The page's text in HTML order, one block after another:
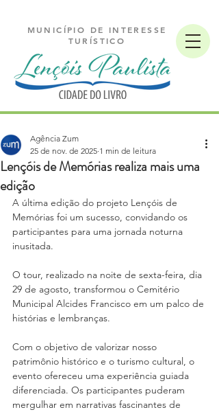
MUNICÍPIO DE INTERESSE
TURÍSTICO
Lençóis de Memórias realiza mais uma
edição
Agência Zum
25 de nov. de 2025 1 min de leitura
A última edição do projeto Lençóis de
Memórias foi um sucesso, convidando os
participantes para uma jornada noturna
inusitada.
O tour, realizado na noite de sexta-feira, dia
29 de agosto, transformou o Cemitério
Municipal Alcides Francisco em um palco de
histórias e lembranças.
Com o objetivo de valorizar nosso
patrimônio histórico e o turismo cultural, o
evento ofereceu uma experiência guiada
diferenciada. Os participantes puderam
mergulhar em narrativas fascinantes de